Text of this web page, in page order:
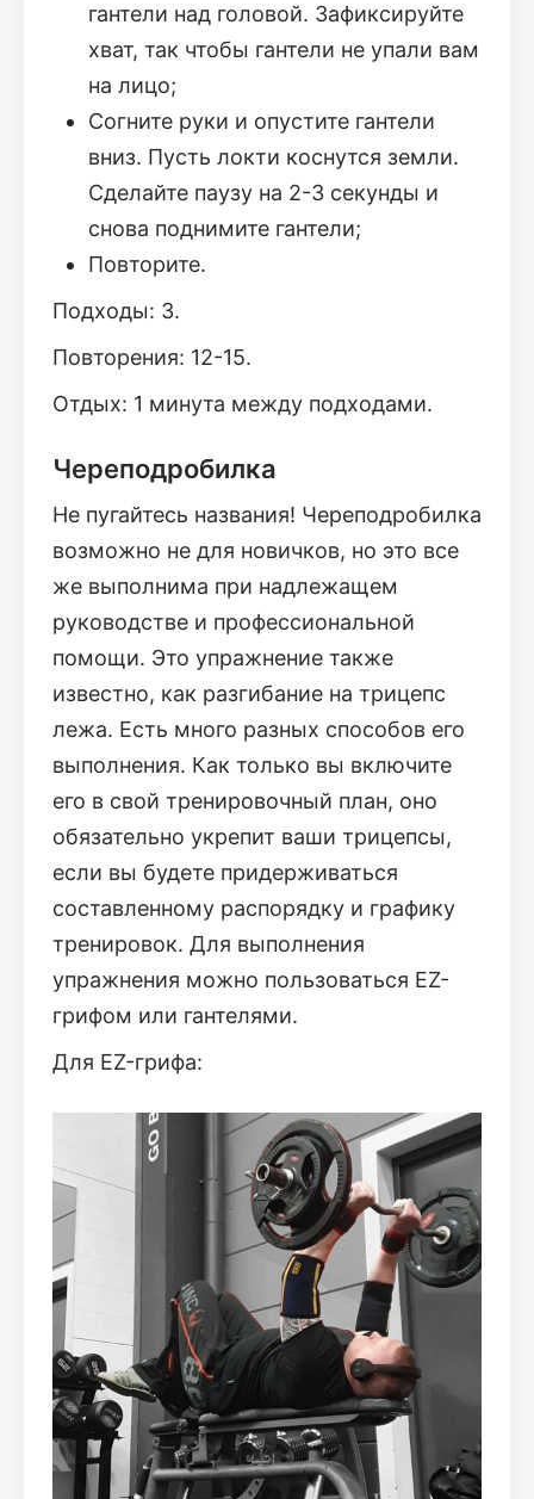
гантели над головой. Зафиксируйте
хват, так чтобы гантели не упали вам
на лицо;
Согните руки и опустите гантели
вниз. Пусть локти коснутся земли.
Сделайте паузу на 2-3 секунды и
снова поднимите гантели;
Повторите.
Подходы: 3.
Повторения: 12-15.
Отдых: 1 минута между подходами.
Череподробилка
Не пугайтесь названия! Череподробилка
возможно не для новичков, но это все
же выполнима при надлежащем
руководстве и профессиональной
помощи. Это упражнение также
известно, как разгибание на трицепс
лежа. Есть много разных способов его
выполнения. Как только вы включите
его в свой тренировочный план, оно
обязательно укрепит ваши трицепсы,
если вы будете придерживаться
составленному распорядку и графику
тренировок. Для выполнения
упражнения можно пользоваться EZ-
грифом или гантелями.
Для EZ-грифа: